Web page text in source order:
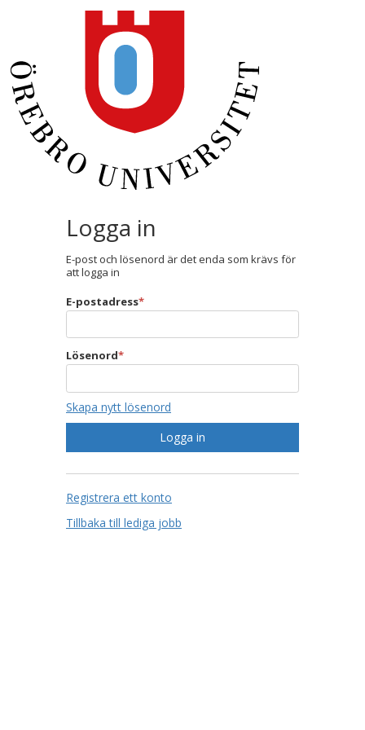
Logga in
E-post och lösenord är det enda som krävs för
att logga in
E-postadress*
Lösenord*
Skapa nytt lösenord
Registrera ett konto
Tillbaka till lediga jobb